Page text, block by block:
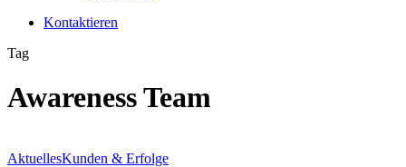
Kontaktieren
Tag
Awareness Team
security
AktuellesKunden & Erfolge